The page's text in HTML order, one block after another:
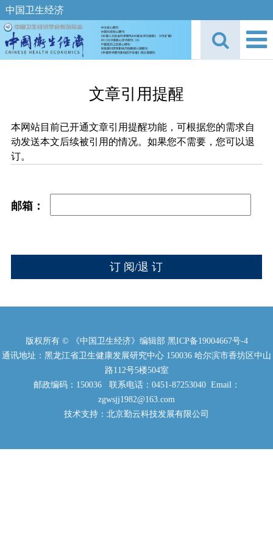
中国卫生经济
文章引用提醒
本网站目前已开通文章引用提醒功能，可根据您的需求自
动发送本文后续被引用的情况。如果您不需要，您可以退
订。
邮箱：
版权所有 © 《中国卫生经济》编辑部 黑ICP备19004667号-4
通讯地址：黑龙江省卫生健康发展研究中心 150036 哈尔滨市香坊区中山
路112号5楼504室
邮政编码：150036 联系电话：0451-87253040 Email：
zgwsjj1982@163.com
技术支持：北京勤云科技发展有限公司